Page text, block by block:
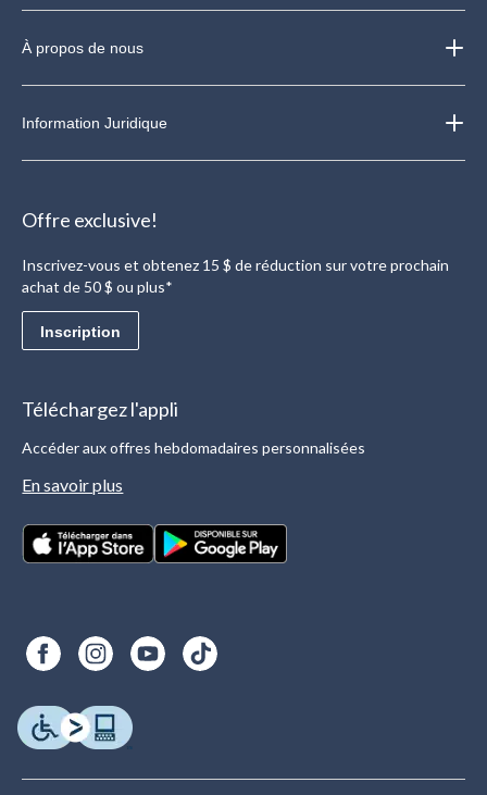
À propos de nous
Information Juridique
Offre exclusive!
Inscrivez-vous et obtenez 15 $ de réduction sur votre prochain
achat de 50 $ ou plus*
Inscription
Téléchargez l'appli
Accéder aux offres hebdomadaires personnalisées
En savoir plus